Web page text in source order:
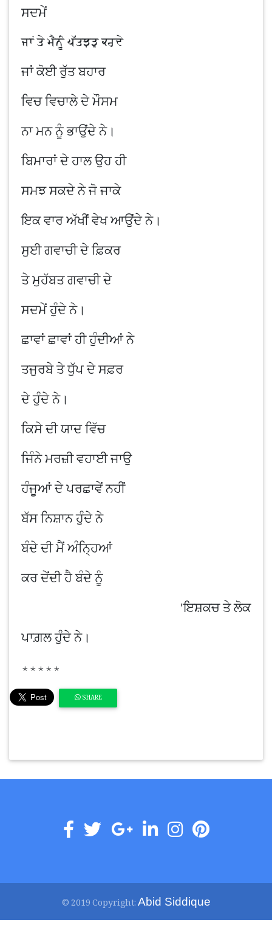
ਸਦਮੇਂ
ਜਾਂ ਤੇ ਮੈਨੂੰ ਪੱਤਝੜ ਕਰਦੇ
ਜਾਂ ਕੋਈ ਰੁੱਤ ਬਹਾਰ
ਵਿਚ ਵਿਚਾਲੇ ਦੇ ਮੌਸਮ
ਨਾ ਮਨ ਨੂੰ ਭਾਉਂਦੇ ਨੇ।
ਬਿਮਾਰਾਂ ਦੇ ਹਾਲ ਉਹ ਹੀ
ਸਮਝ ਸਕਦੇ ਨੇ ਜੋ ਜਾਕੇ
ਇਕ ਵਾਰ ਅੱਖੀਂ ਵੇਖ ਆਉਂਦੇ ਨੇ।
ਸੁਈ ਗਵਾਚੀ ਦੇ ਫ਼ਿਕਰ
ਤੇ ਮੁਹੱਬਤ ਗਵਾਚੀ ਦੇ
ਸਦਮੇਂ ਹੁੰਦੇ ਨੇ।
ਛਾਵਾਂ ਛਾਵਾਂ ਹੀ ਹੁੰਦੀਆਂ ਨੇ
ਤਜੁਰਬੇ ਤੇ ਧੁੱਪ ਦੇ ਸਫ਼ਰ
ਦੇ ਹੁੰਦੇ ਨੇ।
ਕਿਸੇ ਦੀ ਯਾਦ ਵਿੱਚ
ਜਿੰਨੇ ਮਰਜ਼ੀ ਵਹਾਈ ਜਾਉ
ਹੰਜੂਆਂ ਦੇ ਪਰਛਾਵੇਂ ਨਹੀਂ
ਬੱਸ ਨਿਸ਼ਾਨ ਹੁੰਦੇ ਨੇ
ਬੰਦੇ ਦੀ ਮੈਂ ਅੰਨ੍ਹਿਆਂ
ਕਰ ਦੇਂਦੀ ਹੈ ਬੰਦੇ ਨੂੰ
'ਇਸ਼ਕਚ ਤੇ ਲੋਕ
ਪਾਗ਼ਲ ਹੁੰਦੇ ਨੇ।
٭٭٭٭٭
SHARE
© 2019 Copyright:Abid Siddique